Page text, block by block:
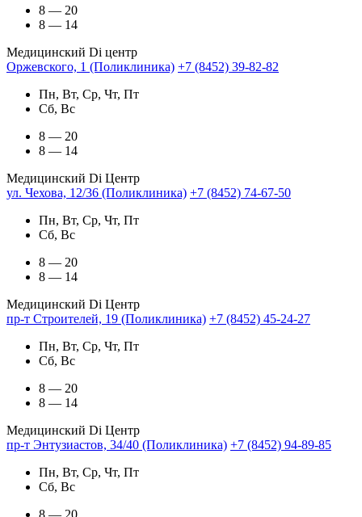
8 — 20
8 — 14
Медицинский Di центр
Оржевского, 1 (Поликлиника) +7 (8452) 39-82-82
Пн, Вт, Ср, Чт, Пт
Сб, Вс
8 — 20
8 — 14
Медицинский Di Центр
ул. Чехова, 12/36 (Поликлиника) +7 (8452) 74-67-50
Пн, Вт, Ср, Чт, Пт
Сб, Вс
8 — 20
8 — 14
Медицинский Di Центр
пр-т Строителей, 19 (Поликлиника) +7 (8452) 45-24-27
Пн, Вт, Ср, Чт, Пт
Сб, Вс
8 — 20
8 — 14
Медицинский Di Центр
пр-т Энтузиастов, 34/40 (Поликлиника) +7 (8452) 94-89-85
Пн, Вт, Ср, Чт, Пт
Сб, Вс
8 — 20